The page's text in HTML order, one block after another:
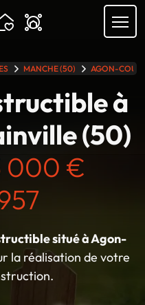
Chargement...MANCHE (50) AGON-
à
(50)
000 €
situé à Agon-
la réalisation de votre